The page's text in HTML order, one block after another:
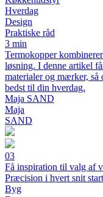
Hverdag
Design
Praktiske råd
3 min
Termokopper
løsning. I denne artikel
materialer og mærker, så
bedst til din hverdag.
Maja SAND
Maja
SAND
03
Få inspiration til valg af
Præcision i hvert snit
Byg